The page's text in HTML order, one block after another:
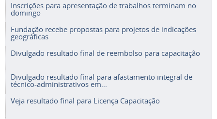
Inscrições para apresentação de trabalhos terminam no
domingo
Fundação recebe propostas para projetos de indicações
geográficas
Divulgado resultado final de reembolso para capacitação
Divulgado resultado final para afastamento integral de
técnico-administrativos em...
Veja resultado final para Licença Capacitação